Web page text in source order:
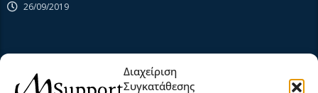
Διαχείριση
Συγκατάθεσης
26/09/2019
Extra Links